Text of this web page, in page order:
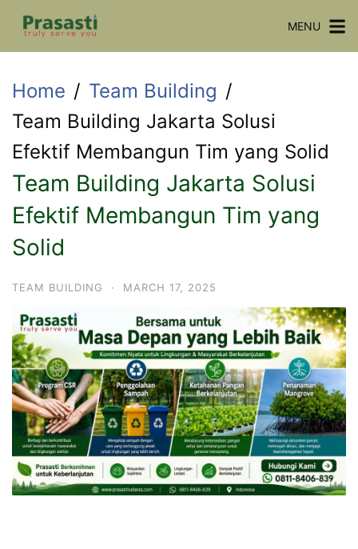
Skip
MENU
Home
Team Building
Team Building Jakarta Solusi
Efektif Membangun Tim yang Solid
Team Building Jakarta Solusi
Efektif Membangun Tim yang
Solid
TEAM BUILDING · MARCH 17, 2025